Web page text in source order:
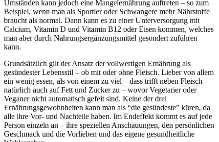
Umständen kann jedoch eine Mangelernährung auftreten – so zum
Beispiel, wenn man als Sportler oder Schwangere mehr Nährstoffe
braucht als normal. Dann kann es zu einer Unterversorgung mit
Calcium, Vitamin D und Vitamin B12 oder Eisen kommen, welches
man aber durch Nahrungsergänzungsmittel gesondert zuführen
kann.
Grundsätzlich gilt der Ansatz der vollwertigen Ernährung als
gesündester Lebensstil – ob mit oder ohne Fleisch. Lieber von allem
ein wenig essen, als von einem zu viel – dass trifft neben Fleisch
natürlich auch auf Fett und Zucker zu – wovor Vegetarier oder
Veganer nicht automatisch gefeit sind. Keine der drei
Ernährungsgewohnheiten kann man als “die gesündeste” küren, da
alle ihre Vor- und Nachteile haben. Im Endeffekt kommt es auf jede
Person einzeln an – ihre speziellen Anschauungen, den persönlichen
Geschmack und die Vorlieben und das eigene gesundheitliche